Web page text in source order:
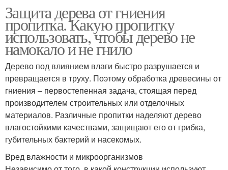
Защита дерева от гниения
пропитка. Какую пропитку
использовать, чтобы дерево не
намокало и не гнило
Дерево под влиянием влаги быстро разрушается и
превращается в труху. Поэтому обработка древесины от
гниения – первостепенная задача, стоящая перед
производителем строительных или отделочных
материалов. Различные пропитки наделяют дерево
влагостойкими качествами, защищают его от грибка,
губительных бактерий и насекомых.
Вред влажности и микроорганизмов